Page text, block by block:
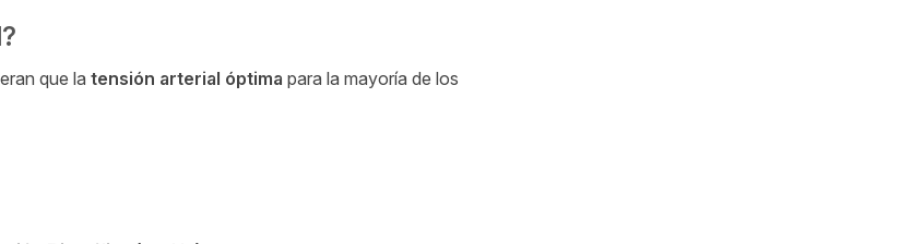
que latensión arterial óptima para la mayoría de los